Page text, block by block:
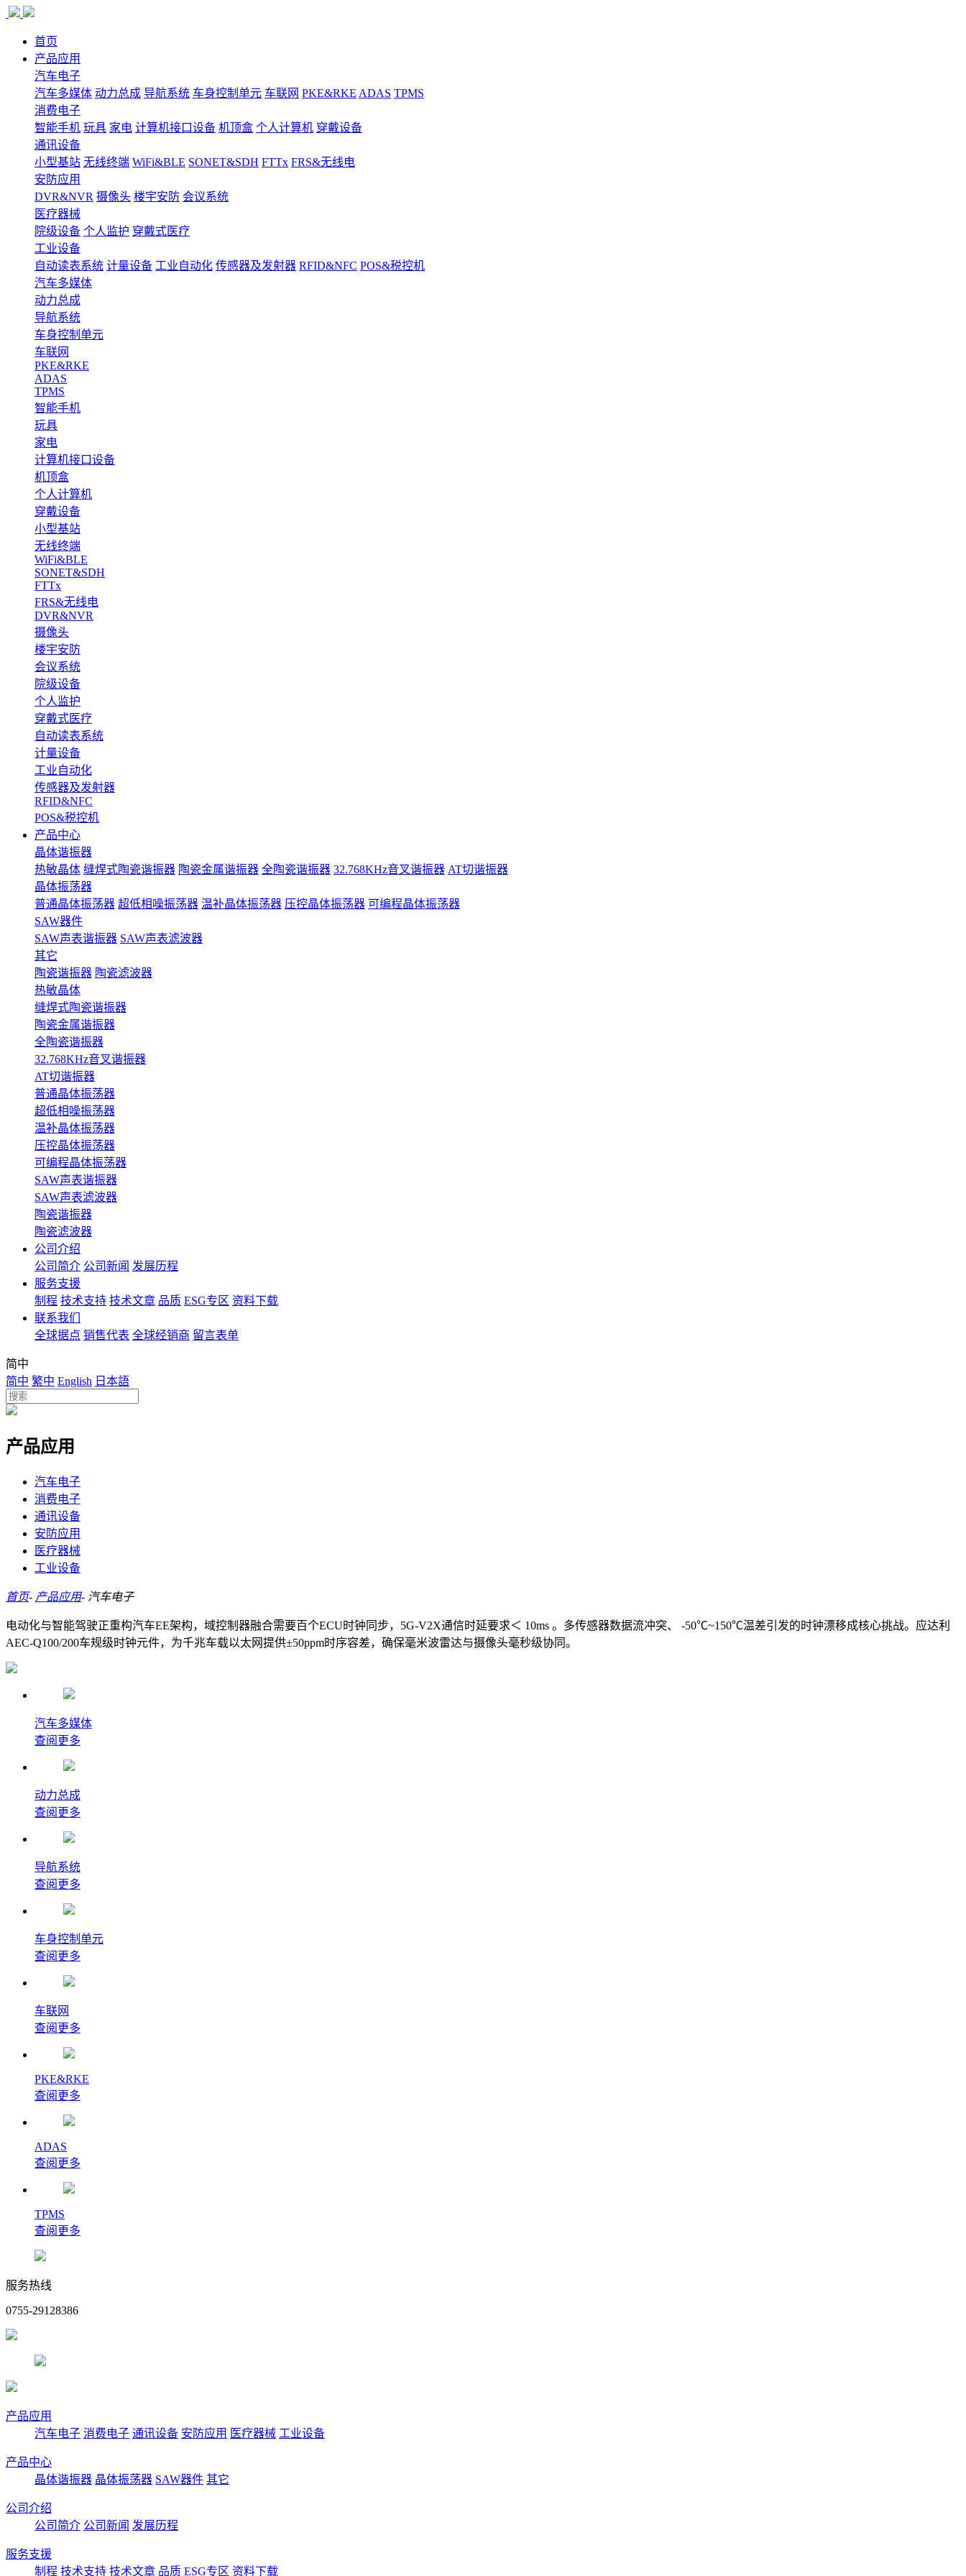
首页
产品应用
汽车电子
汽车多媒体 动力总成 导航系统 车身控制单元 车联网 PKE&RKE ADAS TPMS
消费电子
智能手机 玩具 家电 计算机接口设备 机顶盒 个人计算机 穿戴设备
通讯设备
小型基站 无线终端 WiFi&BLE SONET&SDH FTTx FRS&无线电
安防应用
DVR&NVR 摄像头 楼宇安防 会议系统
医疗器械
院级设备 个人监护 穿戴式医疗
工业设备
自动读表系统 计量设备 工业自动化 传感器及发射器 RFID&NFC POS&税控机
汽车多媒体
动力总成
导航系统
车身控制单元
车联网
PKE&RKE
ADAS
TPMS
智能手机
玩具
家电
计算机接口设备
机顶盒
个人计算机
穿戴设备
小型基站
无线终端
WiFi&BLE
SONET&SDH
FTTx
FRS&无线电
DVR&NVR
摄像头
楼宇安防
会议系统
院级设备
个人监护
穿戴式医疗
自动读表系统
计量设备
工业自动化
传感器及发射器
RFID&NFC
POS&税控机
产品中心
晶体谐振器
热敏晶体 缝焊式陶瓷谐振器 陶瓷金属谐振器 全陶瓷谐振器 32.768KHz音叉谐振器 AT切谐振器
晶体振荡器
普通晶体振荡器 超低相噪振荡器 温补晶体振荡器 压控晶体振荡器 可编程晶体振荡器
SAW器件
SAW声表谐振器 SAW声表滤波器
其它
陶瓷谐振器 陶瓷滤波器
热敏晶体
缝焊式陶瓷谐振器
陶瓷金属谐振器
全陶瓷谐振器
32.768KHz音叉谐振器
AT切谐振器
普通晶体振荡器
超低相噪振荡器
温补晶体振荡器
压控晶体振荡器
可编程晶体振荡器
SAW声表谐振器
SAW声表滤波器
陶瓷谐振器
陶瓷滤波器
公司介绍
公司简介 公司新闻 发展历程
服务支援
制程 技术支持 技术文章 品质 ESG专区 资料下载
联系我们
全球据点 销售代表 全球经销商 留言表单
简中
简中 繁中 English 日本語
产品应用
汽车电子
消费电子
通讯设备
安防应用
医疗器械
工业设备
首页- 产品应用- 汽车电子
电动化与智能驾驶正重构汽车EE架构，域控制器融合需要百个ECU时钟同步，5G-V2X通信时延要求＜ 10ms 。多传感器数据流冲突、 -50℃~150℃温差引发的时钟漂移成核心挑战。应达利
AEC-Q100/200车规级时钟元件，为千兆车载以太网提供±50ppm时序容差，确保毫米波雷达与摄像头毫秒级协同。
汽车多媒体
查阅更多
动力总成
查阅更多
导航系统
查阅更多
车身控制单元
查阅更多
车联网
查阅更多
PKE&RKE
查阅更多
ADAS
查阅更多
TPMS
查阅更多
服务热线
0755-29128386
产品应用
汽车电子 消费电子 通讯设备 安防应用 医疗器械 工业设备
产品中心
晶体谐振器 晶体振荡器 SAW器件 其它
公司介绍
公司简介 公司新闻 发展历程
服务支援
制程 技术支持 技术文章 品质 ESG专区 资料下载